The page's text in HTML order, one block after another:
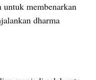
untuk membenarkan
dharma